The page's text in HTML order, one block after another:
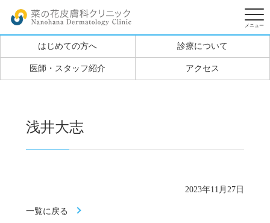
はじめての方へ 診療について
医師・スタッフ紹介 アクセス
浅井大志
2023年11月27日
一覧に戻る